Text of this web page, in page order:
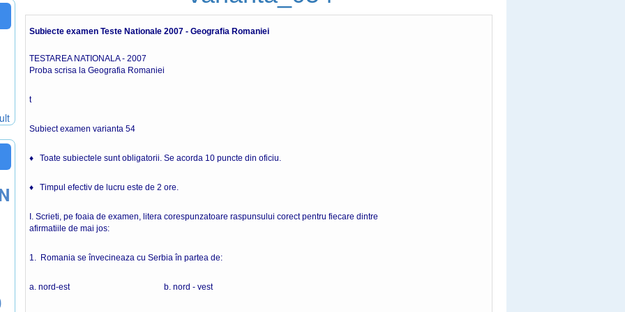
Subiecte examen Teste Nationale 2007 - Geografia Romaniei
TESTAREA NATIONALA - 2007
Proba scrisa la Geografia Romaniei
t
Subiect examen varianta 54
♦ Toate subiectele sunt obligatorii. Se acorda 10 puncte din oficiu.
♦ Timpul efectiv de lucru este de 2 ore.
I. Scrieti, pe foaia de examen, litera corespunzatoare raspunsului corect pentru fiecare dintre
afirmatiile de mai jos:
1. Romania se învecineaza cu Serbia în partea de:
a. nord-est b. nord - vest